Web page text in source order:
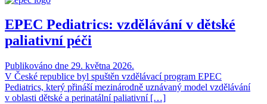
EPEC Pediatrics: vzdělávání v dětské
paliativní péči
Publikováno dne 29. května 2026.
V České republice byl spuštěn vzdělávací program EPEC
Pediatrics, který přináší mezinárodně uznávaný model vzdělávání
v oblasti dětské a perinatální paliativní […]